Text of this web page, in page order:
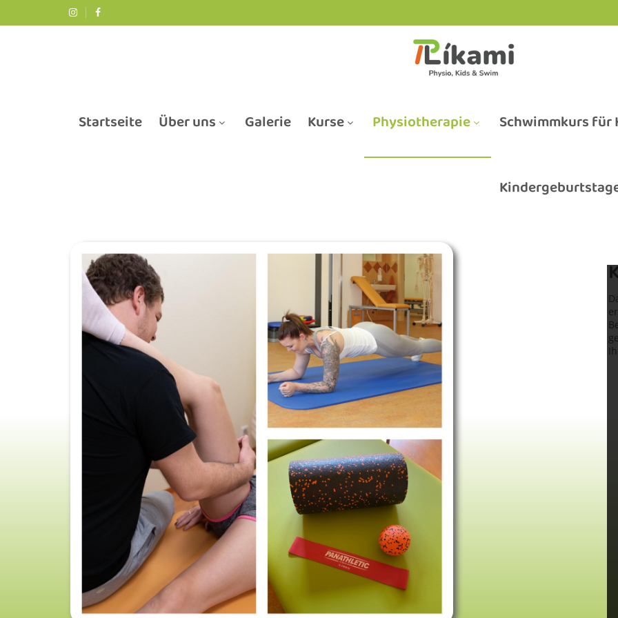
Startseite Über uns Galerie Kurse Physiotherapie Schwimmkurs